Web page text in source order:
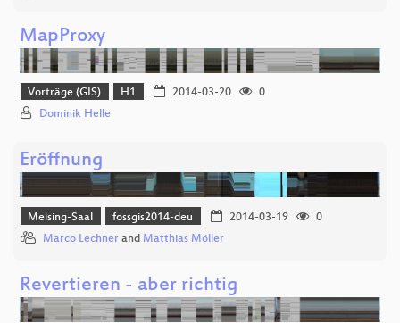
MapProxy
Vorträge (GIS) H1 2014-03-20
0
Dominik Helle
Eröffnung
Meising-Saal fossgis2014-deu 2014-03-19
0
Marco Lechner and Matthias Möller
Revertieren - aber richtig